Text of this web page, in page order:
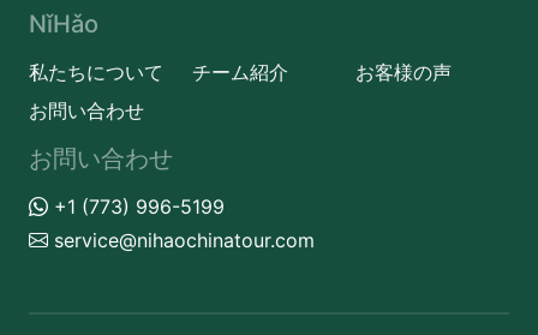
NǐHǎo
私たちについて チーム紹介
お客様の声
お問い合わせ
お問い合わせ
+1 (773) 996-5199
service@nihaochinatour.com